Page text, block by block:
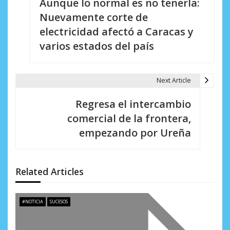
d
e
e
Aunque lo normal es no tenerla:
Nuevamente corte de
electricidad afectó a Caracas y
varios estados del país
Next Article
Regresa el intercambio
comercial de la frontera,
empezando por Ureña
Related Articles
#NOTICIA SUCESOS